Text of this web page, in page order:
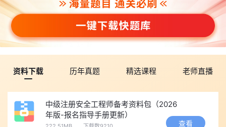
资料下载 历年真题 精选课程 老师直播
中级注册安全工程师备考资料包（2026
年版-报名指导手册更新）
查看